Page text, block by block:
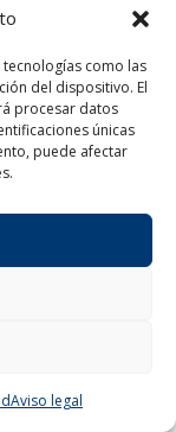
como las
del dispositivo. El
procesar datos
únicas
puede afectar
Aviso legal
de